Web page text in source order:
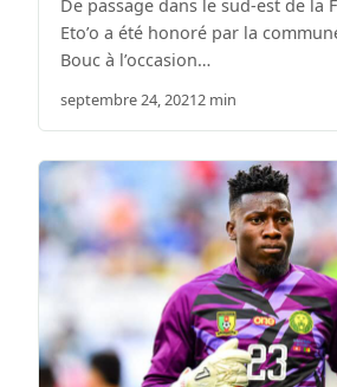
De passage dans le sud-est de la
Eto’o a été honoré par la
Bouc à l’occasion…
septembre 24, 20212 min